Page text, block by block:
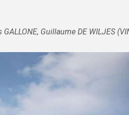
Guillaume DE WILJES